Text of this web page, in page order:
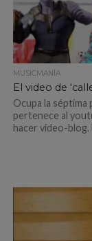
MUSICMANÍA
El video de
Ocupa la séptima
pertenece al
hacer video-blog.